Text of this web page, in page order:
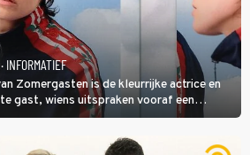
· INFORMATIEF
Zomergasten is de kleurrijke actrice en
gast, wiens uitspraken vooraf een
'Mijn ideale televisieavond is zoals mijn
en vol angsten'.